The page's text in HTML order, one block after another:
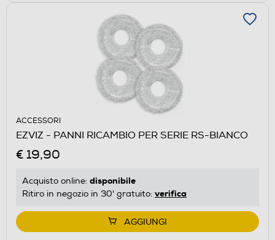
ACCESSORI
EZVIZ - PANNI RICAMBIO PER SERIE RS-BIANCO
€ 19,90
Acquisto online: disponibile
Ritiro in negozio in 30' gratuito: verifica
AGGIUNGI